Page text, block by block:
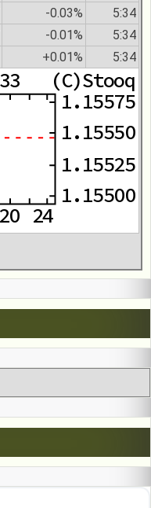
-0.03% 5:34
-0.01% 5:34
+0.01% 5:34